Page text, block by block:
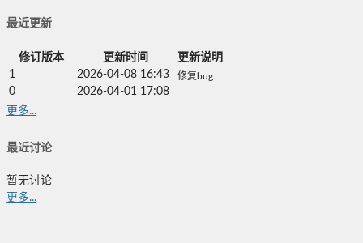
最近更新
修订版本 更新时间
更新说明
1
2026-04-08 16:43 修复bug
0
2026-04-01 17:08
更多...
最近讨论
暂无讨论
更多...